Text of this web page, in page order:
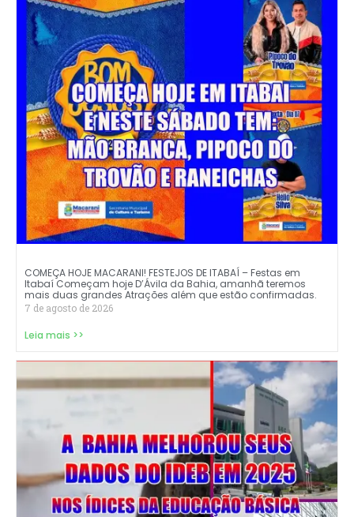
COMEÇA HOJE MACARANI! FESTEJOS DE ITABAÍ – Festas em
Itabaí Começam hoje D’Ávila da Bahia, amanhã teremos
mais duas grandes Atrações além que estão confirmadas.
7 de agosto de 2026
Leia mais >>